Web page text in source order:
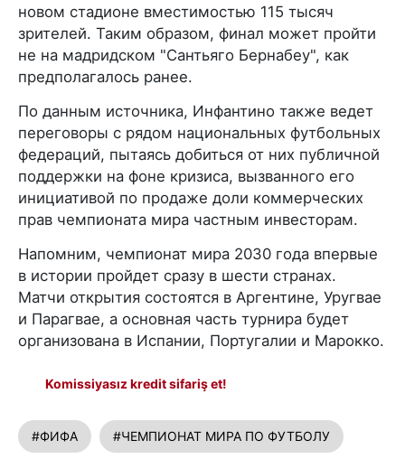
новом стадионе вместимостью 115 тысяч
зрителей. Таким образом, финал может пройти
не на мадридском "Сантьяго Бернабеу", как
предполагалось ранее.
По данным источника, Инфантино также ведет
переговоры с рядом национальных футбольных
федераций, пытаясь добиться от них публичной
поддержки на фоне кризиса, вызванного его
инициативой по продаже доли коммерческих
прав чемпионата мира частным инвесторам.
Напомним, чемпионат мира 2030 года впервые
в истории пройдет сразу в шести странах.
Матчи открытия состоятся в Аргентине, Уругвае
и Парагвае, а основная часть турнира будет
организована в Испании, Португалии и Марокко.
Komissiyasız kredit sifariş et!
#ФИФА #ЧЕМПИОНАТ МИРА ПО ФУТБОЛУ